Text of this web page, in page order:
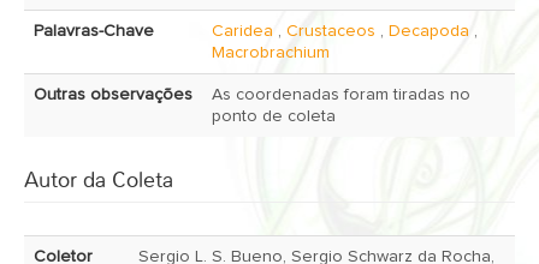
Palavras-Chave Caridea , Crustaceos , Decapoda ,
Macrobrachium
Outras observações
As coordenadas foram tiradas no
ponto de coleta
Autor da Coleta
Coletor
Sergio L. S. Bueno, Sergio Schwarz da Rocha,